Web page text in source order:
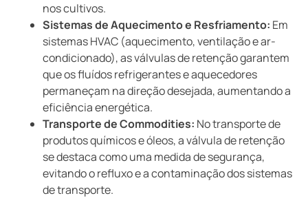
nos cultivos.
Sistemas de Aquecimento e Resfriamento: Em
sistemas HVAC (aquecimento, ventilação e ar-
condicionado), as válvulas de retenção garantem
que os fluídos refrigerantes e aquecedores
permaneçam na direção desejada, aumentando a
eficiência energética.
Transporte de Commodities: No transporte de
produtos químicos e óleos, a válvula de retenção
se destaca como uma medida de segurança,
evitando o refluxo e a contaminação dos sistemas
de transporte.